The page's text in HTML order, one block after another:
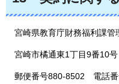
宮崎県教育庁財務福利課管
宮崎市橘通東1丁目9番10号
郵便番号880-8502 電話